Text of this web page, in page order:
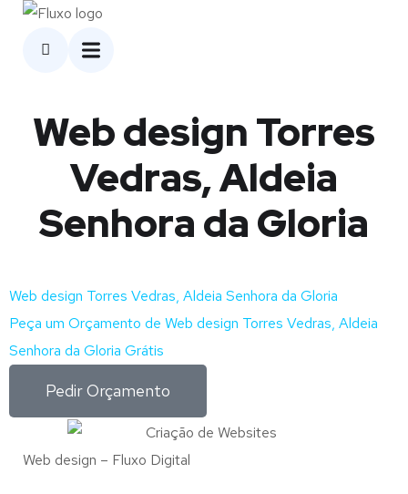
Web design Torres
Vedras, Aldeia
Senhora da Gloria
Web design Torres Vedras, Aldeia Senhora da Gloria
Peça um Orçamento de Web design Torres Vedras, Aldeia
Senhora da Gloria Grátis
Pedir Orçamento
Web design – Fluxo Digital